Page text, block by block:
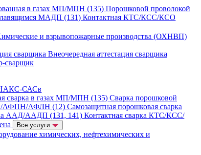
в газах МП/МПН (135) Порошковой проволокой
МАДП (131) Контактная КТС/КСС/КСО
и взрывопожарные производства (ОХНВП)
сварщика Внеочередная аттестация сварщика
сварщик
НАКС-САСв
сварка в газах МП/МПН (135) Сварка порошковой
АФПН/АФЛН (12) Самозащитная порошковая сварка
ААД/ААДП (131, 141) Контактная сварка КТС/КСС/
Все услуги
химических, нефтехимических и